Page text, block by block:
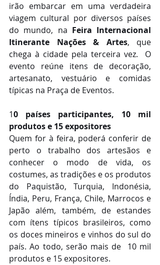
irão embarcar em uma verdadeira
viagem cultural por diversos países
do mundo, na Feira Internacional
Itinerante Nações & Artes, que
chega à cidade pela terceira vez.  O
evento reúne itens de decoração,
artesanato, vestuário e comidas
típicas na Praça de Eventos.
10 países participantes, 10 mil
produtos e 15 expositores
Quem for à feira, poderá conferir de
perto o trabalho dos artesãos e
conhecer o modo de vida, os
costumes, as tradições e os produtos
do Paquistão, Turquia, Indonésia,
Índia, Peru, França, Chile, Marrocos e
Japão além, também, de estandes
com ítens típicos brasileiros, como
os doces mineiros e vinhos do sul do
país. Ao todo, serão mais de  10 mil
produtos e 15 expositores.